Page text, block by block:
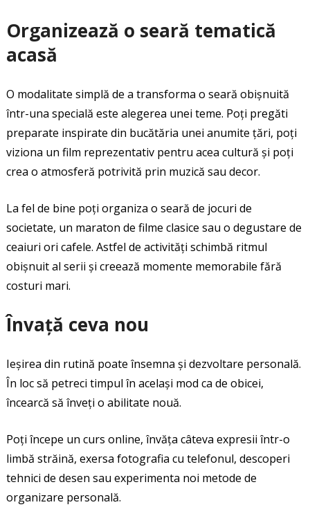
Organizează o seară tematică
acasă
O modalitate simplă de a transforma o seară obișnuită
într-una specială este alegerea unei teme. Poți pregăti
preparate inspirate din bucătăria unei anumite țări, poți
viziona un film reprezentativ pentru acea cultură și poți
crea o atmosferă potrivită prin muzică sau decor.
La fel de bine poți organiza o seară de jocuri de
societate, un maraton de filme clasice sau o degustare de
ceaiuri ori cafele. Astfel de activități schimbă ritmul
obișnuit al serii și creează momente memorabile fără
costuri mari.
Învață ceva nou
Ieșirea din rutină poate însemna și dezvoltare personală.
În loc să petreci timpul în același mod ca de obicei,
încearcă să înveți o abilitate nouă.
Poți începe un curs online, învăța câteva expresii într-o
limbă străină, exersa fotografia cu telefonul, descoperi
tehnici de desen sau experimenta noi metode de
organizare personală.